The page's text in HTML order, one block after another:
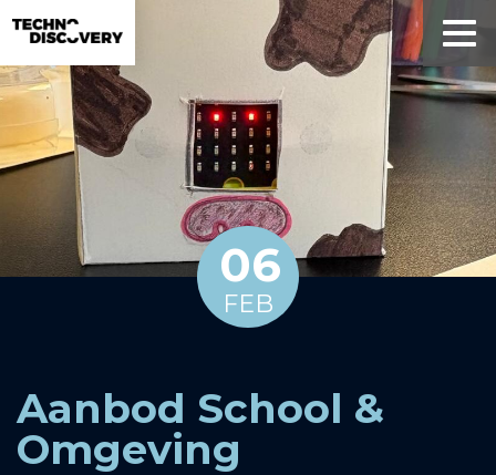
06
FEB
Aanbod School &
Omgeving